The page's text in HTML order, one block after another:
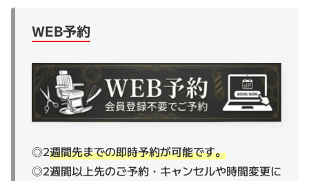
WEB予約
◎2週間先までの即時予約が可能です。
◎2週間以上先のご予約・キャンセルや時間変更に